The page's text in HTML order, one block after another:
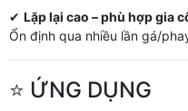
✔ Lặp lại cao – phù hợp gia
Ổn định qua nhiều lần gá/
⭐ ỨNG DỤNG